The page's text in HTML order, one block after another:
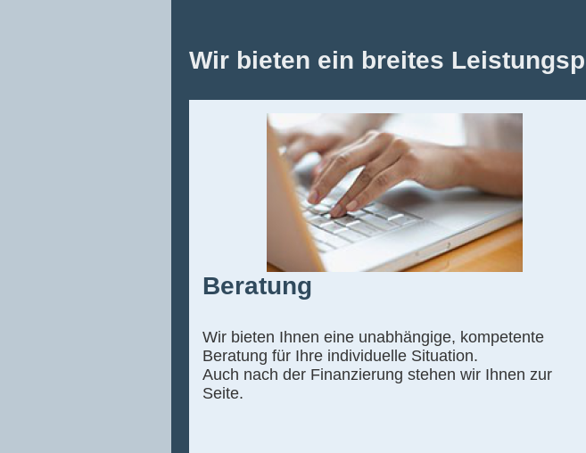
Wir bieten ein breites
Beratung
Wir bieten Ihnen eine unabhängige, kompetente
Beratung für Ihre individuelle Situation.
Auch nach der Finanzierung stehen wir Ihnen zur
Seite.